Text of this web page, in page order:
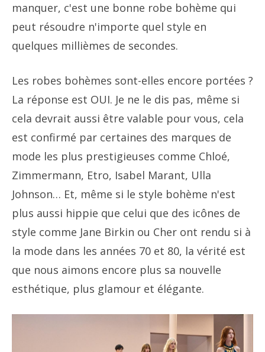
manquer, c'est une bonne robe bohème qui
peut résoudre n'importe quel style en
quelques millièmes de secondes.
Les robes bohèmes sont-elles encore portées ?
La réponse est OUI. Je ne le dis pas, même si
cela devrait aussi être valable pour vous, cela
est confirmé par certaines des marques de
mode les plus prestigieuses comme Chloé,
Zimmermann, Etro, Isabel Marant, Ulla
Johnson… Et, même si le style bohème n'est
plus aussi hippie que celui que des icônes de
style comme Jane Birkin ou Cher ont rendu si à
la mode dans les années 70 et 80, la vérité est
que nous aimons encore plus sa nouvelle
esthétique, plus glamour et élégante.